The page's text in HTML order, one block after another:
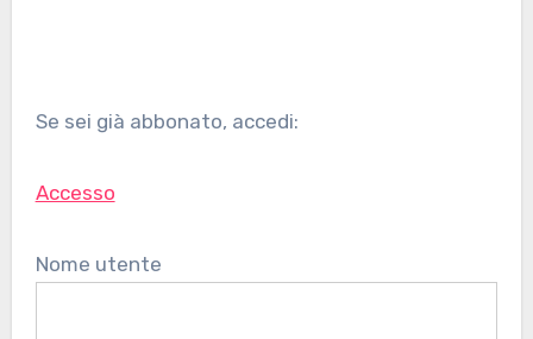
Se sei già abbonato, accedi:
Accesso
Nome utente